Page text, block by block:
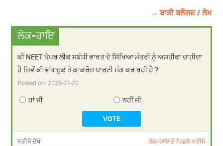
→ ਬਾਕੀ ਬਲੌਗਜ਼ / ਲੇਖ
ਲੋਕ-ਰਾਇ
ਕੀ NEET ਪੇਪਰ ਲੀਕ ਸਬੰਧੀ ਭਾਰਤ ਦੇ ਸਿੱਖਿਆ ਮੰਤਰੀ ਨੂੰ ਅਸਤੀਫਾ ਚਾਹੀਦਾ
ਹੈ ਜਿਵੇਂ ਕੀ ਵਾਂਗਚੂਕ ਤੇ ਕਾਕਰੋਚ ਪਾਰਟੀ ਮੰਗ ਕਰ ਰਹੀ ਹੈ ?
Posted on:2026-07-20
ਹਾਂ ਜੀ ਨਹੀਂ ਜੀ
ਨਤੀਜੇ ਦੇਖੋ ਲੋਕ-ਰਾਇ ਦੇ ਪਿਛਲੇ ਨਤੀਜੇ